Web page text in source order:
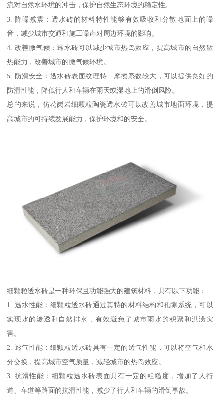
流对自然水环境的冲击，保护自然生态环境的稳定性。
3. 降噪减震：透水砖的材料特性能够有效吸收和分散地面上的噪
音，减少城市交通和施工噪声对周边环境的影响。
4. 改善微气候：透水砖可以减少城市热岛效应，提高城市的自然散
热能力，改善城市的微气候环境。
5. 防滑安全：透水砖表面纹理特，摩擦系数较大，可以提供良好的
防滑性能，降低行人和车辆在雨天或湿地上的滑倒风险。
总的来说，仿花岗岩细颗粒陶瓷透水砖可以改善城市地面环境，提
高城市的可持续发展能力，保护环境和的安全。
细颗粒透水砖是一种环保且功能强大的建筑材料，具有以下功能：
1. 透水性能：细颗粒透水砖通过其特的材料结构和孔隙系统，可以
实现水的渗透和自然排水，有效避免了城市雨水的积聚和洪涝灾
害。
2. 透气性能：细颗粒透水砖具有一定的透气性能，可以将空气和水
分交换，提高城市空气质量，减轻城市的热岛效应。
3. 抗滑性能：细颗粒透水砖表面具有一定的粗糙度，增加了人行
道、车道等路面的抗滑性能，减少了行人和车辆的滑倒事故。